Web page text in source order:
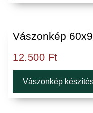
Vászonkép
12.500 Ft
Vászonkép